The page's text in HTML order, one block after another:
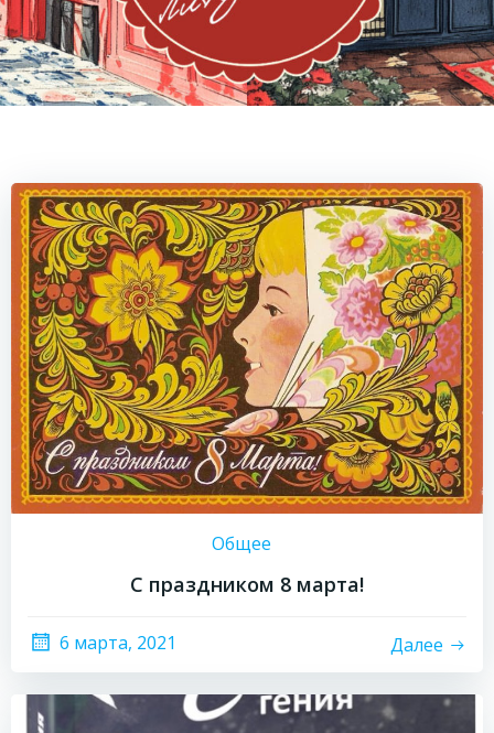
Общее
С праздником 8 марта!
6 марта, 2021 Далее